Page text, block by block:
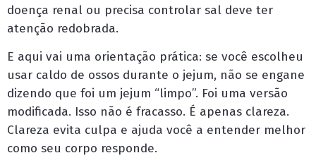
doença renal ou precisa controlar sal deve ter
atenção redobrada.
E aqui vai uma orientação prática: se você escolheu
usar caldo de ossos durante o jejum, não se engane
dizendo que foi um jejum “limpo”. Foi uma versão
modificada. Isso não é fracasso. É apenas clareza.
Clareza evita culpa e ajuda você a entender melhor
como seu corpo responde.